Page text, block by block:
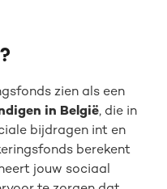
zien als een
in België, die in
bijdragen int en
berekent
jouw sociaal